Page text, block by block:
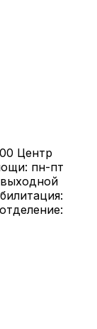
Центр
пн-пт